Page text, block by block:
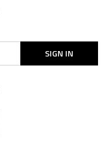
SIGN IN